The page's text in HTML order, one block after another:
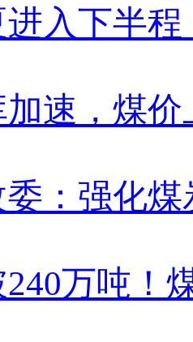
入下半
速，煤
委：强化
240万吨！